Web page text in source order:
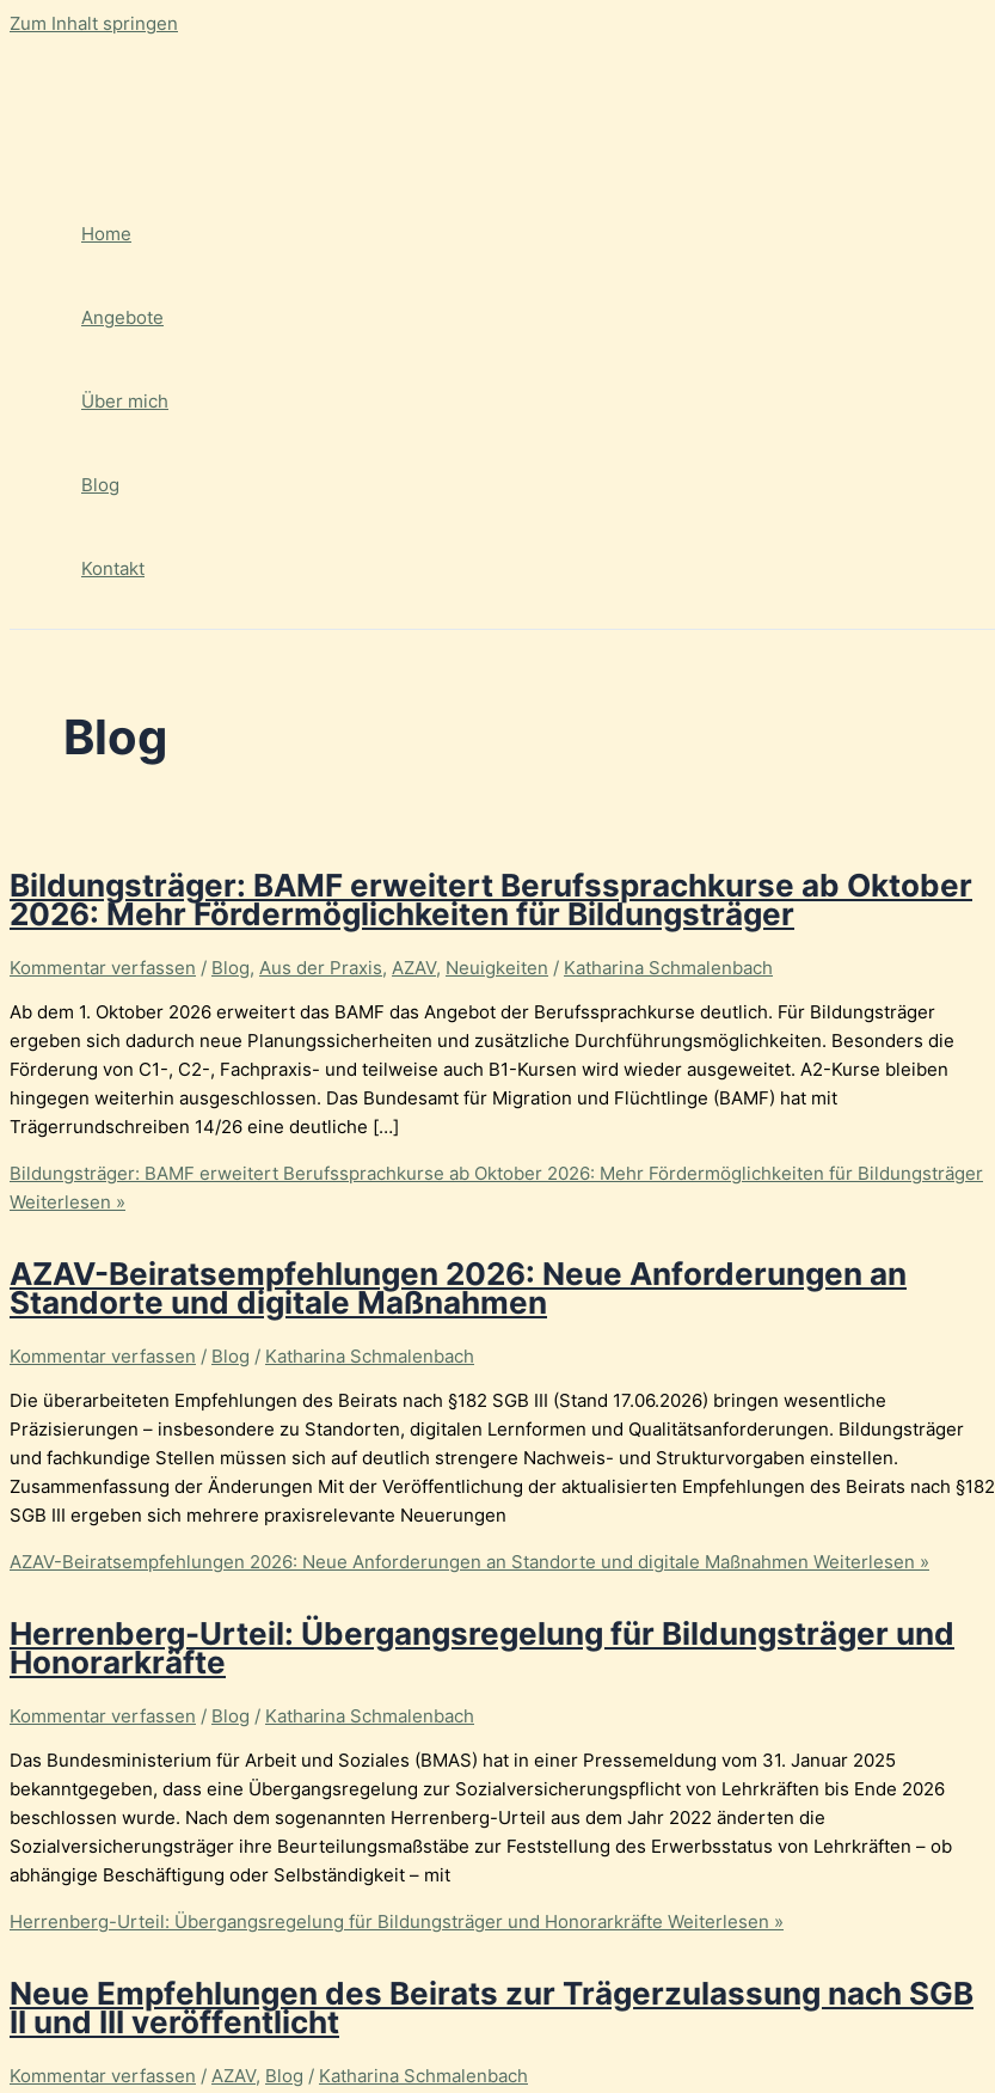
Zum Inhalt springen
Home
Angebote
Über mich
Blog
Kontakt
Blog
Bildungsträger: BAMF erweitert Berufssprachkurse ab Oktober
2026: Mehr Fördermöglichkeiten für Bildungsträger
Kommentar verfassen / Blog, Aus der Praxis, AZAV, Neuigkeiten / Katharina Schmalenbach
Ab dem 1. Oktober 2026 erweitert das BAMF das Angebot der Berufssprachkurse deutlich. Für Bildungsträger
ergeben sich dadurch neue Planungssicherheiten und zusätzliche Durchführungsmöglichkeiten. Besonders die
Förderung von C1-, C2-, Fachpraxis- und teilweise auch B1-Kursen wird wieder ausgeweitet. A2-Kurse bleiben
hingegen weiterhin ausgeschlossen. Das Bundesamt für Migration und Flüchtlinge (BAMF) hat mit
Trägerrundschreiben 14/26 eine deutliche […]
Bildungsträger: BAMF erweitert Berufssprachkurse ab Oktober 2026: Mehr Fördermöglichkeiten für Bildungsträger
Weiterlesen »
AZAV-Beiratsempfehlungen 2026: Neue Anforderungen an
Standorte und digitale Maßnahmen
Kommentar verfassen / Blog / Katharina Schmalenbach
Die überarbeiteten Empfehlungen des Beirats nach §182 SGB III (Stand 17.06.2026) bringen wesentliche
Präzisierungen – insbesondere zu Standorten, digitalen Lernformen und Qualitätsanforderungen. Bildungsträger
und fachkundige Stellen müssen sich auf deutlich strengere Nachweis- und Strukturvorgaben einstellen.
Zusammenfassung der Änderungen Mit der Veröffentlichung der aktualisierten Empfehlungen des Beirats nach §182
SGB III ergeben sich mehrere praxisrelevante Neuerungen
AZAV-Beiratsempfehlungen 2026: Neue Anforderungen an Standorte und digitale Maßnahmen Weiterlesen »
Herrenberg-Urteil: Übergangsregelung für Bildungsträger und
Honorarkräfte
Kommentar verfassen / Blog / Katharina Schmalenbach
Das Bundesministerium für Arbeit und Soziales (BMAS) hat in einer Pressemeldung vom 31. Januar 2025
bekanntgegeben, dass eine Übergangsregelung zur Sozialversicherungspflicht von Lehrkräften bis Ende 2026
beschlossen wurde. Nach dem sogenannten Herrenberg-Urteil aus dem Jahr 2022 änderten die
Sozialversicherungsträger ihre Beurteilungsmaßstäbe zur Feststellung des Erwerbsstatus von Lehrkräften – ob
abhängige Beschäftigung oder Selbständigkeit – mit
Herrenberg-Urteil: Übergangsregelung für Bildungsträger und Honorarkräfte Weiterlesen »
Neue Empfehlungen des Beirats zur Trägerzulassung nach SGB
II und III veröffentlicht
Kommentar verfassen / AZAV, Blog / Katharina Schmalenbach